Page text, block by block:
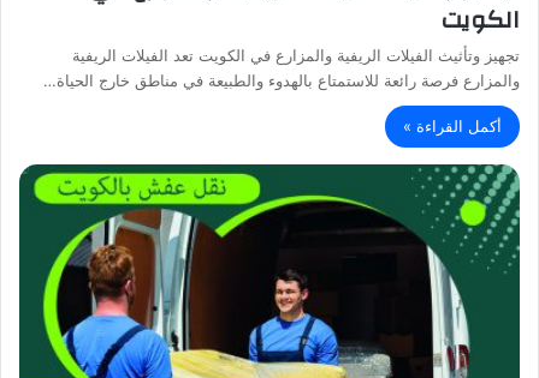
الكويت
تجهيز وتأثيث الفيلات الريفية والمزارع في الكويت تعد الفيلات الريفية
والمزارع فرصة رائعة للاستمتاع بالهدوء والطبيعة في مناطق خارج الحياة…
أكمل القراءة »